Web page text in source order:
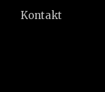
Kontakt